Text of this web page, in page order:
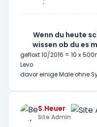
Wenn du heute
wissen ob du es
gefloxt 10/2016 = 10 x
Levo
davor einige Male ohne
S.Heuer
Site Admin